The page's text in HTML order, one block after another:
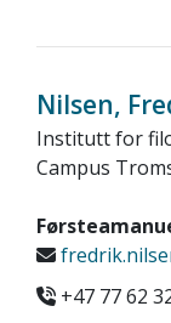
Nilsen,
Institutt for
Campus
+47 77 62